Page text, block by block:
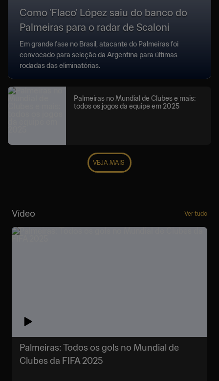
Como 'Flaco' López saiu do banco do
Palmeiras para o radar de Scaloni
Em grande fase no Brasil, atacante do Palmeiras foi
convocado para seleção da Argentina para últimas
rodadas das eliminatórias.
Palmeiras no Mundial de Clubes e mais:
todos os jogos da equipe em 2025
VEJA MAIS
Vídeo Ver tudo
Palmeiras: Todos os gols no Mundial de
Clubes da FIFA 2025